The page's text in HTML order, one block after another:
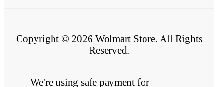
Copyright © 2026 Wolmart Store. All Rights
Reserved.
We're using safe payment for